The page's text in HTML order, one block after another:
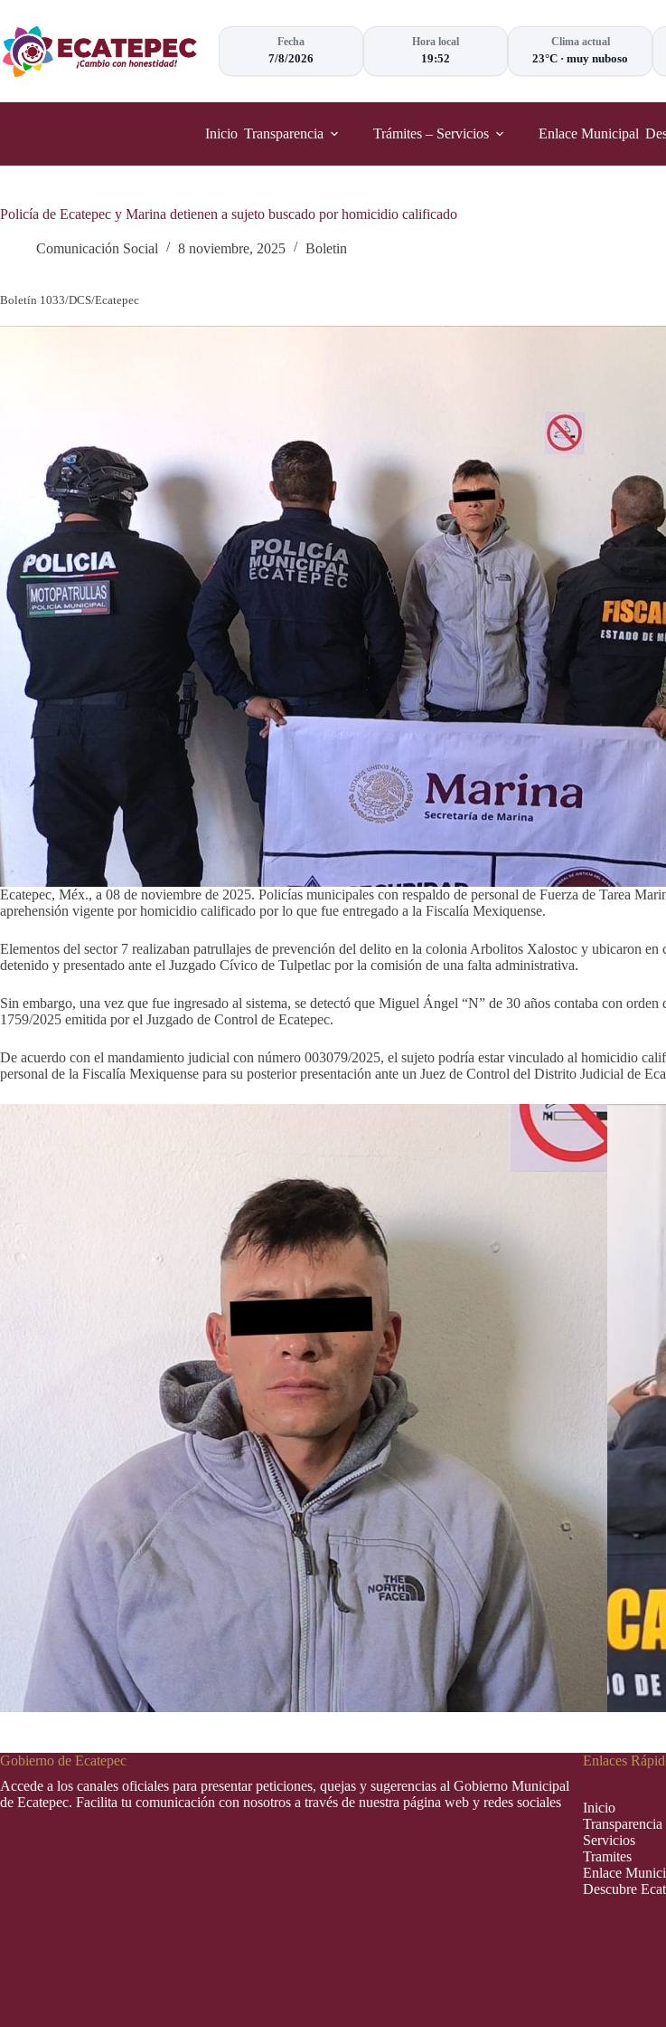
contenido
Fecha
7/8/2026
Hora local
19:52
Clima actual
23°C · muy nuboso
Inicio Transparencia Trámites – Servicios Enlace Municipal
Policía de Ecatepec y Marina detienen a sujeto buscado por homicidio calificado
Comunicación Social 8 noviembre, 2025 Boletin
Boletín 1033/DCS/Ecatepec
Ecatepec, Méx., a 08 de noviembre de 2025. Policías municipales con respaldo de personal de Fuerza de Tarea
aprehensión vigente por homicidio calificado por lo que fue entregado a la Fiscalía Mexiquense.
Elementos del sector 7 realizaban patrullajes de prevención del delito en la colonia Arbolitos Xalostoc y ubicaron
detenido y presentado ante el Juzgado Cívico de Tulpetlac por la comisión de una falta administrativa.
Sin embargo, una vez que fue ingresado al sistema, se detectó que Miguel Ángel “N” de 30 años contaba con
1759/2025 emitida por el Juzgado de Control de Ecatepec.
De acuerdo con el mandamiento judicial con número 003079/2025, el sujeto podría estar vinculado al homicidio
personal de la Fiscalía Mexiquense para su posterior presentación ante un Juez de Control del Distrito Judicial de
Gobierno de Ecatepec
Accede a los canales oficiales para presentar peticiones, quejas y sugerencias al Gobierno Municipal
de Ecatepec. Facilita tu comunicación con nosotros a través de nuestra página web y redes sociales
Enlaces
Inicio
Transparencia
Servicios
Tramites
Enlace
Descubre